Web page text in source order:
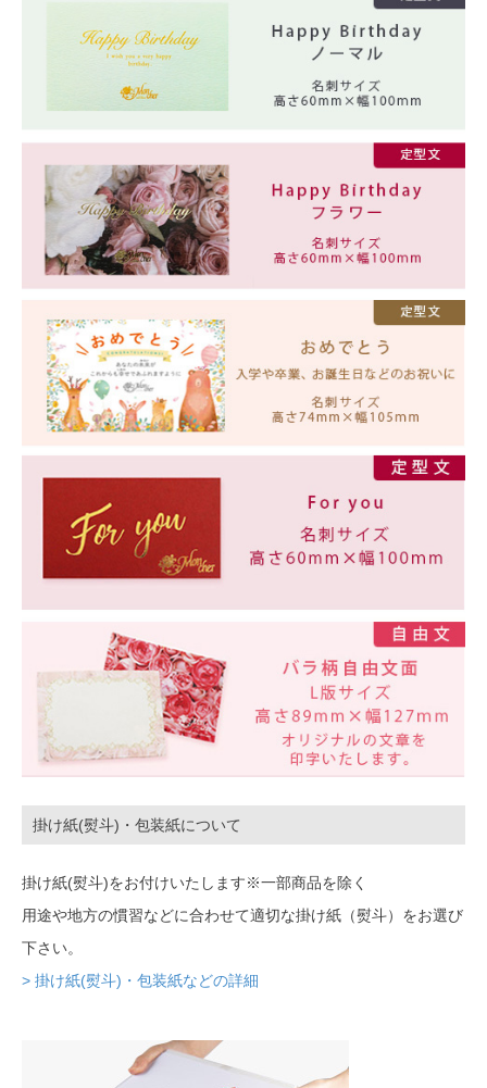
掛け紙(熨斗)・包装紙について
掛け紙(熨斗)をお付けいたします※一部商品を除く
用途や地方の慣習などに合わせて適切な掛け紙（熨斗）をお選び
下さい。
> 掛け紙(熨斗)・包装紙などの詳細